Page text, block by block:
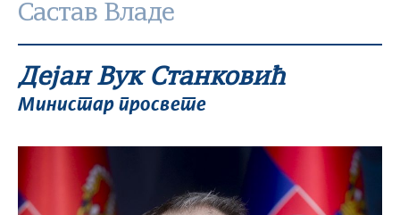
Састав Владе
Дејан Вук Станковић
Министар просвете